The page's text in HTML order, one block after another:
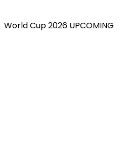
World Cup 2026 UPCOMING